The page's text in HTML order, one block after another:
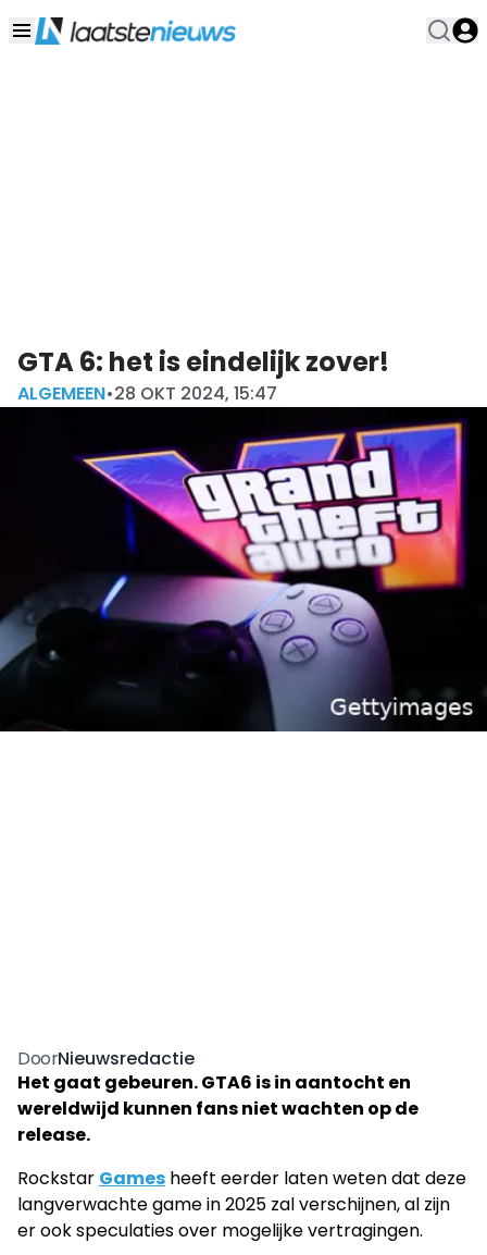
GTA 6: het is eindelijk zover!
ALGEMEEN•28 OKT 2024, 15:47
DoorNieuwsredactie
Het gaat gebeuren. GTA6 is in aantocht en
wereldwijd kunnen fans niet wachten op de
release.
Rockstar Games heeft eerder laten weten dat deze
langverwachte game in 2025 zal verschijnen, al zijn
er ook speculaties over mogelijke vertragingen.